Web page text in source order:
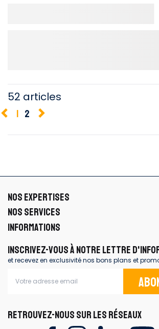
52 articles
1 2
NOS EXPERTISES
NOS SERVICES
INFORMATIONS
INSCRIVEZ-VOUS À NOTRE LETTRE
et recevez en exclusivité nos bons plans et
RETROUVEZ-NOUS SUR LES RÉSEAUX